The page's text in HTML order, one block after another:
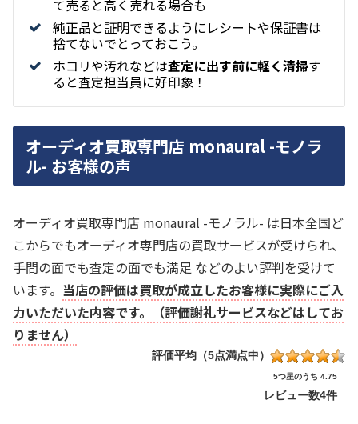
て売ると高く売れる場合も
純正品と証明できるようにレシートや保証書は
捨てないでとっておこう。
ホコリや汚れなどは査定に出す前に軽く清掃す
ると査定担当員に好印象！
オーディオ買取専門店 monaural -モノラ
ル- お客様の声
オーディオ買取専門店 monaural -モノラル- は日本全国ど
こからでもオーディオ専門店の買取サービスが受けられ、
手間の面でも査定の面でも満足 などのよい評判を受けて
います。 当店の評価は買取が成立したお客様に実際にご入
力いただいた内容です。（評価謝礼サービスなどはしてお
りません）
評価平均（5点満点中）
5つ星のうち 4.75
レビュー数4件